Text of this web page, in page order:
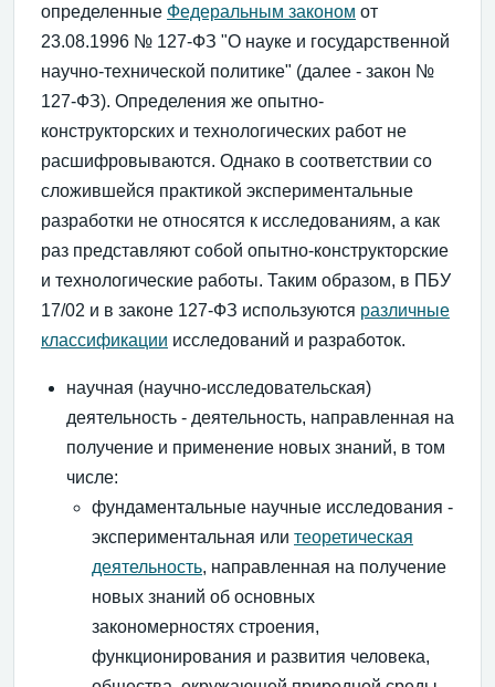
определенные Федеральным законом от
23.08.1996 № 127-ФЗ "О науке и государственной
научно-технической политике" (далее - закон №
127-ФЗ). Определения же опытно-
конструкторских и технологических работ не
расшифровываются. Однако в соответствии со
сложившейся практикой экспериментальные
разработки не относятся к исследованиям, а как
раз представляют собой опытно-конструкторские
и технологические работы. Таким образом, в ПБУ
17/02 и в законе 127-ФЗ используются различные
классификации исследований и разработок.
научная (научно-исследовательская)
деятельность - деятельность, направленная на
получение и применение новых знаний, в том
числе:
фундаментальные научные исследования -
экспериментальная или теоретическая
деятельность, направленная на получение
новых знаний об основных
закономерностях строения,
функционирования и развития человека,